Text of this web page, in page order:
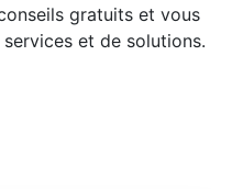
gratuits et vous
et de solutions.